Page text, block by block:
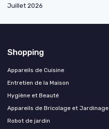
Juillet 2026
Shopping
Appareils de Cuisine
Entretien de la Maison
Hygiène et Beauté
Appareils de Bricolage et Jardinage
Robot de jardin